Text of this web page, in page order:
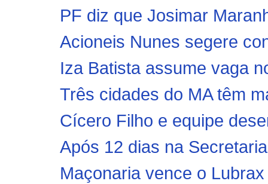
PF diz que Josimar
Acioneis Nunes segere
Iza Batista assume vaga
Três cidades do MA têm
Cícero Filho e equipe
Após 12 dias na
Maçonaria vence o